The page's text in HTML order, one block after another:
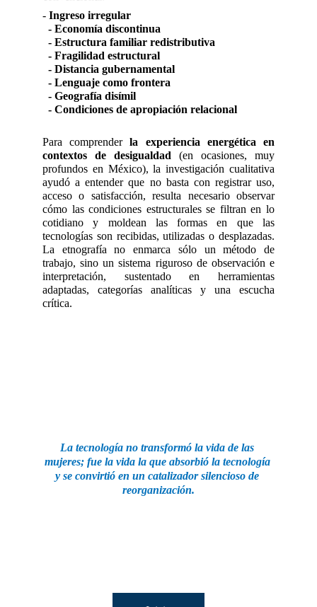
- Ingreso irregular
- Economía discontinua
- Estructura familiar redistributiva
- Fragilidad estructural
- Distancia gubernamental
- Lenguaje como frontera
- Geografía disímil
- Condiciones de apropiación relacional
Para comprenderla experiencia energética en
contextos de desigualdad (en ocasiones, muy
profundos en México), la investigación cualitativa
ayudó a entender que no basta con registrar uso,
acceso o satisfacción, resulta necesario observar
cómo las condiciones estructurales se filtran en lo
cotidiano y moldean las formas en que las
tecnologías son recibidas, utilizadas o desplazadas.
La etnografía no enmarca sólo un método de
trabajo, sino un sistema riguroso de observación e
interpretación, sustentado en herramientas
adaptadas, categorías analíticas y una escucha
crítica.
La tecnología no transformó la vida de las
mujeres; fue la vida la que absorbió la tecnología
y se convirtió en un catalizador silencioso de
reorganización.